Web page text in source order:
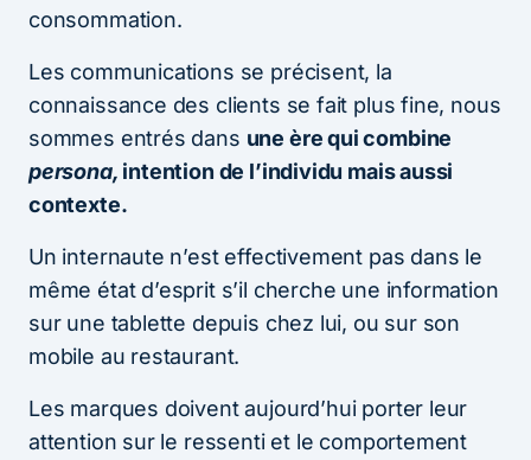
consommation.
Les communications se précisent, la
connaissance des clients se fait plus fine, nous
sommes entrés dans une ère qui combine
persona, intention de l’individu mais aussi
contexte.
Un internaute n’est effectivement pas dans le
même état d’esprit s’il cherche une information
sur une tablette depuis chez lui, ou sur son
mobile au restaurant.
Les marques doivent aujourd’hui porter leur
attention sur le ressenti et le comportement